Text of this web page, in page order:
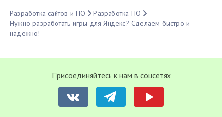
Разработка сайтов и ПО
Разработка ПО
Нужно разработать игры для Яндекс? Сделаем быстро и
надёжно!
Присоединяйтесь к нам в соцсетях